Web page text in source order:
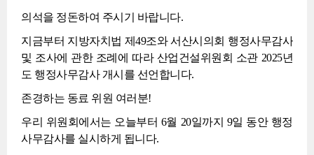
의석을 정돈하여 주시기 바랍니다.
지금부터 지방자치법 제49조와 서산시의회 행정사무감사
및 조사에 관한 조례에 따라 산업건설위원회 소관 2025년
도 행정사무감사 개시를 선언합니다.
존경하는 동료 위원 여러분!
우리 위원회에서는 오늘부터 6월 20일까지 9일 동안 행정
사무감사를 실시하게 됩니다.